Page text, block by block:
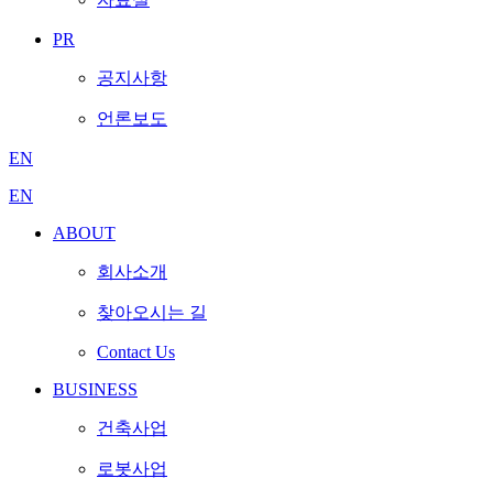
PR
공지사항
언론보도
EN
EN
ABOUT
회사소개
찾아오시는 길
Contact Us
BUSINESS
건축사업
로봇사업